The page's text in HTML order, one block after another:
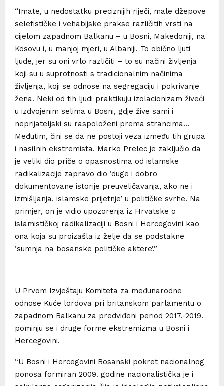
“Imate, u nedostatku preciznijih riječi, male džepove
selefističke i vehabijske prakse različitih vrsti na
cijelom zapadnom Balkanu – u Bosni, Makedoniji, na
Kosovu i, u manjoj mjeri, u Albaniji. To obično ljuti
ljude, jer su oni vrlo različiti – to su načini življenja
koji su u suprotnosti s tradicionalnim načinima
življenja, koji se odnose na segregaciju i pokrivanje
žena. Neki od tih ljudi praktikuju izolacionizam živeći
u izdvojenim selima u Bosni, gdje žive sami i
neprijateljski su raspoloženi prema strancima…
Međutim, čini se da ne postoji veza između tih grupa
i nasilnih ekstremista. Marko Prelec je zaključio da
je veliki dio priče o opasnostima od islamske
radikalizacije zapravo dio ‘duge i dobro
dokumentovane istorije preuveličavanja, ako ne i
izmišljanja, islamske prijetnje’ u političke svrhe. Na
primjer, on je vidio upozorenja iz Hrvatske o
islamističkoj radikalizaciji u Bosni i Hercegovini kao
ona koja su proizašla iz želje da se podstakne
‘sumnja na bosanske političke aktere’.”
U Prvom Izvještaju Komiteta za međunarodne
odnose Kuće lordova pri britanskom parlamentu o
zapadnom Balkanu za predviđeni period 2017.-2019.
pominju se i druge forme ekstremizma u Bosni i
Hercegovini.
“U Bosni i Hercegovini Bosanski pokret nacionalnog
ponosa formiran 2009. godine nacionalistička je i